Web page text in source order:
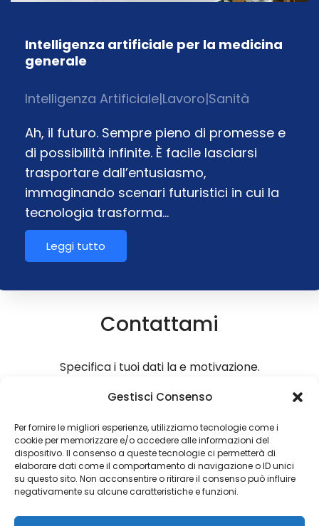
Gestisci Consenso
Per fornire le migliori esperienze, utilizziamo tecnologie come i
cookie per memorizzare e/o accedere alle informazioni del
dispositivo. Il consenso a queste tecnologie ci permetterà di
elaborare dati come il comportamento di navigazione o ID unici
su questo sito. Non acconsentire o ritirare il consenso può influire
negativamente su alcune caratteristiche e funzioni.
Intelligenza artificiale per la medicina
generale
Intelligenza Artificiale|Lavoro|Sanità
Ah, il futuro. Sempre pieno di promesse e
di possibilità infinite. È facile lasciarsi
trasportare dall’entusiasmo,
immaginando scenari futuristici in cui la
tecnologia trasforma…
Leggi tutto
Contattami
Specifica i tuoi dati la e motivazione.
Copyright 2026 © Coded with ♥ by Massimiliano Vurro